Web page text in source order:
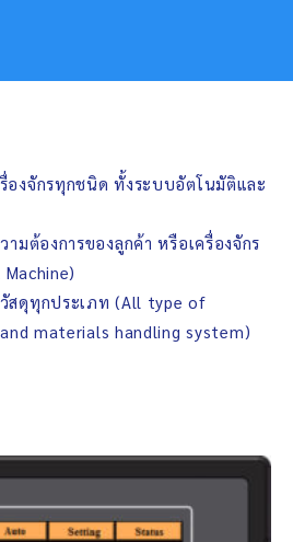
องจักรทุกชนิด ทั้งระบบอัตโนมัติและ
ามต้องการของลูกค้า หรือเครื่องจักร
วัสดุทุกประเภท (All type of
materials handling system)